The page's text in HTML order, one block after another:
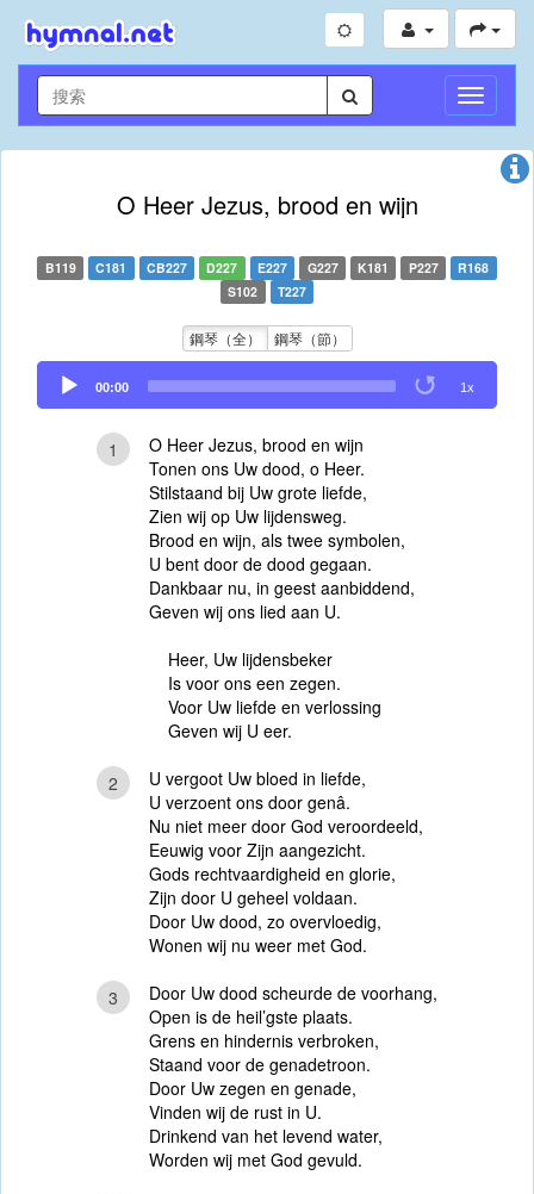
切
換
導
O Heer Jezus, brood en wijn
B119 C181 CB227 D227 E227 G227 K181 P227
R168
S102
T227
鋼琴（全） 鋼琴（節）
Audio
Player
00:00 1x
1
O Heer Jezus, brood en wijn
Tonen ons Uw dood, o Heer.
Stilstaand bij Uw grote liefde,
Zien wij op Uw lijdensweg.
Brood en wijn, als twee symbolen,
U bent door de dood gegaan.
Dankbaar nu, in geest aanbiddend,
Geven wij ons lied aan U.
Heer, Uw lijdensbeker
Is voor ons een zegen.
Voor Uw liefde en verlossing
Geven wij U eer.
2
U vergoot Uw bloed in liefde,
U verzoent ons door genâ.
Nu niet meer door God veroordeeld,
Eeuwig voor Zijn aangezicht.
Gods rechtvaardigheid en glorie,
Zijn door U geheel voldaan.
Door Uw dood, zo overvloedig,
Wonen wij nu weer met God.
3
Door Uw dood scheurde de voorhang,
Open is de heil’gste plaats.
Grens en hindernis verbroken,
Staand voor de genadetroon.
Door Uw zegen en genade,
Vinden wij de rust in U.
Drinkend van het levend water,
Worden wij met God gevuld.